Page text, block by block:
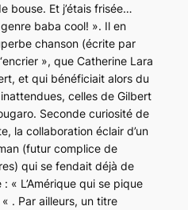
bouse. Et j’étais frisée…
baba cool! ». Il en
chanson (écrite par
», que Catherine Lara
et qui bénéficiait alors du
celles de Gilbert
Seconde curiosité de
la collaboration éclair d’un
(futur complice de
qui se fendait déjà de
« L’Amérique qui se pique
. Par ailleurs, un titre